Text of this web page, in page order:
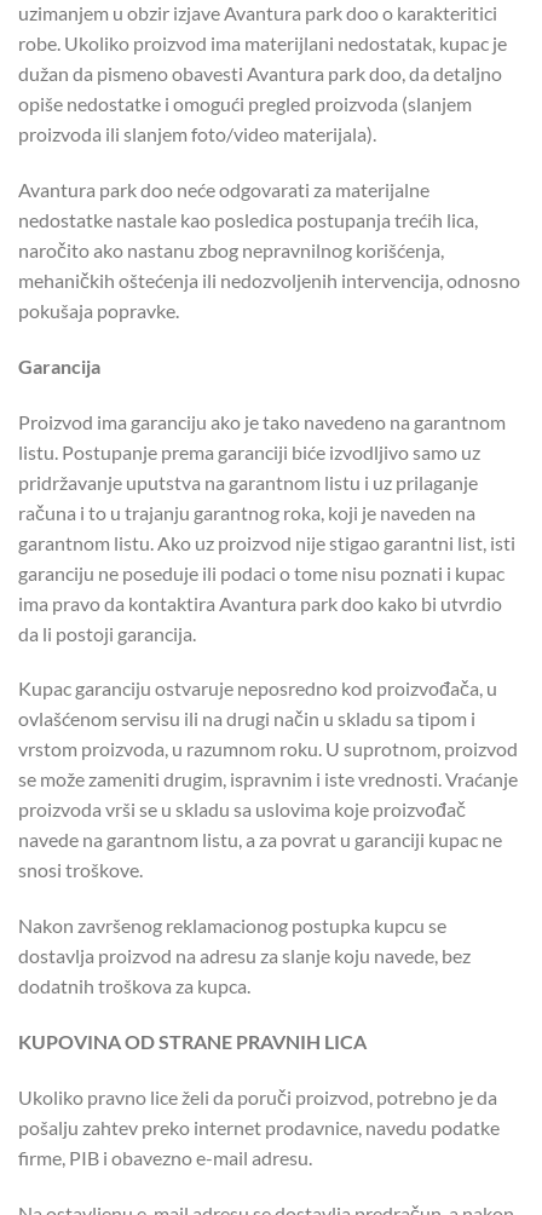
uzimanjem u obzir izjave Avantura park doo o karakteritici
robe. Ukoliko proizvod ima materijlani nedostatak, kupac je
dužan da pismeno obavesti Avantura park doo, da detaljno
opiše nedostatke i omogući pregled proizvoda (slanjem
proizvoda ili slanjem foto/video materijala).
Avantura park doo neće odgovarati za materijalne
nedostatke nastale kao posledica postupanja trećih lica,
naročito ako nastanu zbog nepravnilnog korišćenja,
mehaničkih oštećenja ili nedozvoljenih intervencija, odnosno
pokušaja popravke.
Garancija
Proizvod ima garanciju ako je tako navedeno na garantnom
listu. Postupanje prema garanciji biće izvodljivo samo uz
pridržavanje uputstva na garantnom listu i uz prilaganje
računa i to u trajanju garantnog roka, koji je naveden na
garantnom listu. Ako uz proizvod nije stigao garantni list, isti
garanciju ne poseduje ili podaci o tome nisu poznati i kupac
ima pravo da kontaktira Avantura park doo kako bi utvrdio
da li postoji garancija.
Kupac garanciju ostvaruje neposredno kod proizvođača, u
ovlašćenom servisu ili na drugi način u skladu sa tipom i
vrstom proizvoda, u razumnom roku. U suprotnom, proizvod
se može zameniti drugim, ispravnim i iste vrednosti. Vraćanje
proizvoda vrši se u skladu sa uslovima koje proizvođač
navede na garantnom listu, a za povrat u garanciji kupac ne
snosi troškove.
Nakon završenog reklamacionog postupka kupcu se
dostavlja proizvod na adresu za slanje koju navede, bez
dodatnih troškova za kupca.
KUPOVINA OD STRANE PRAVNIH LICA
Ukoliko pravno lice želi da poruči proizvod, potrebno je da
pošalju zahtev preko internet prodavnice, navedu podatke
firme, PIB i obavezno e-mail adresu.